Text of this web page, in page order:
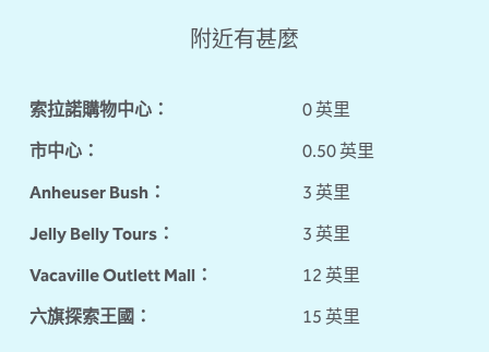
附近有甚麼
索拉諾購物中心：
0 英里
市中心：
0.50 英里
Anheuser Bush：
3 英里
Jelly Belly Tours：
3 英里
Vacaville Outlett Mall：
12 英里
六旗探索王國：
15 英里